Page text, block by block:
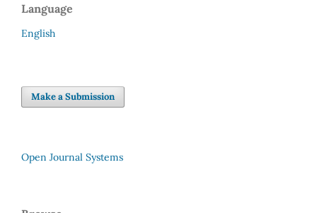
Language
English
Make a Submission
Open Journal Systems